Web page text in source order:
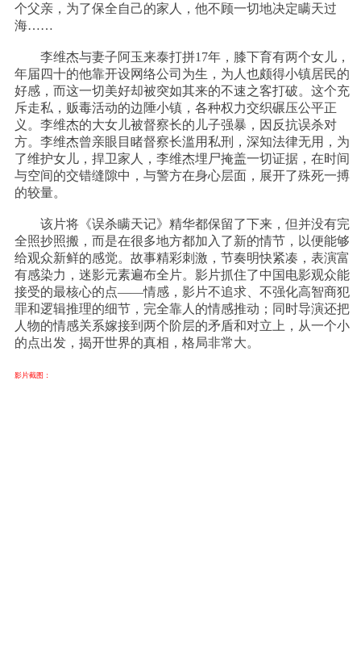
个父亲，为了保全自己的家人，他不顾一切地决定瞒天过
海……
李维杰与妻子阿玉来泰打拼17年，膝下育有两个女儿，
年届四十的他靠开设网络公司为生，为人也颇得小镇居民的
好感，而这一切美好却被突如其来的不速之客打破。这个充
斥走私，贩毒活动的边陲小镇，各种权力交织碾压公平正
义。李维杰的大女儿被督察长的儿子强暴，因反抗误杀对
方。李维杰曾亲眼目睹督察长滥用私刑，深知法律无用，为
了维护女儿，捍卫家人，李维杰埋尸掩盖一切证据，在时间
与空间的交错缝隙中，与警方在身心层面，展开了殊死一搏
的较量。
该片将《误杀瞒天记》精华都保留了下来，但并没有完
全照抄照搬，而是在很多地方都加入了新的情节，以便能够
给观众新鲜的感觉。故事精彩刺激，节奏明快紧凑，表演富
有感染力，迷影元素遍布全片。影片抓住了中国电影观众能
接受的最核心的点——情感，影片不追求、不强化高智商犯
罪和逻辑推理的细节，完全靠人的情感推动；同时导演还把
人物的情感关系嫁接到两个阶层的矛盾和对立上，从一个小
的点出发，揭开世界的真相，格局非常大。
影片截图：